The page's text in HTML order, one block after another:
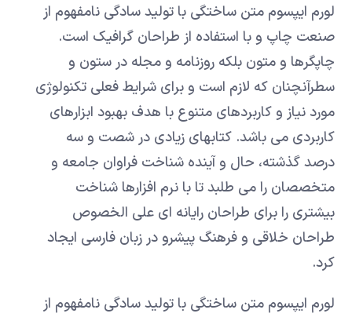
لورم ایپسوم متن ساختگی با تولید سادگی نامفهوم از
صنعت چاپ و با استفاده از طراحان گرافیک است.
چاپگرها و متون بلکه روزنامه و مجله در ستون و
سطرآنچنان که لازم است و برای شرایط فعلی تکنولوژی
مورد نیاز و کاربردهای متنوع با هدف بهبود ابزارهای
کاربردی می باشد. کتابهای زیادی در شصت و سه
درصد گذشته، حال و آینده شناخت فراوان جامعه و
متخصصان را می طلبد تا با نرم افزارها شناخت
بیشتری را برای طراحان رایانه ای علی الخصوص
طراحان خلاقی و فرهنگ پیشرو در زبان فارسی ایجاد
کرد.
لورم ایپسوم متن ساختگی با تولید سادگی نامفهوم از